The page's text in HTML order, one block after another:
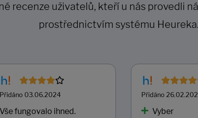
recenze uživatelů, kteří u nás provedli
prostřednictvím systému
Přidáno 03.06.2024
Vše fungovalo ihned.
Přidáno
Vyber